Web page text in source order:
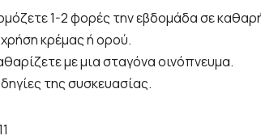
1-2 φορές την εβδομάδα σε
κρέμας ή ορού.
με μια σταγόνα οινόπνευμα.
της συσκευασίας.